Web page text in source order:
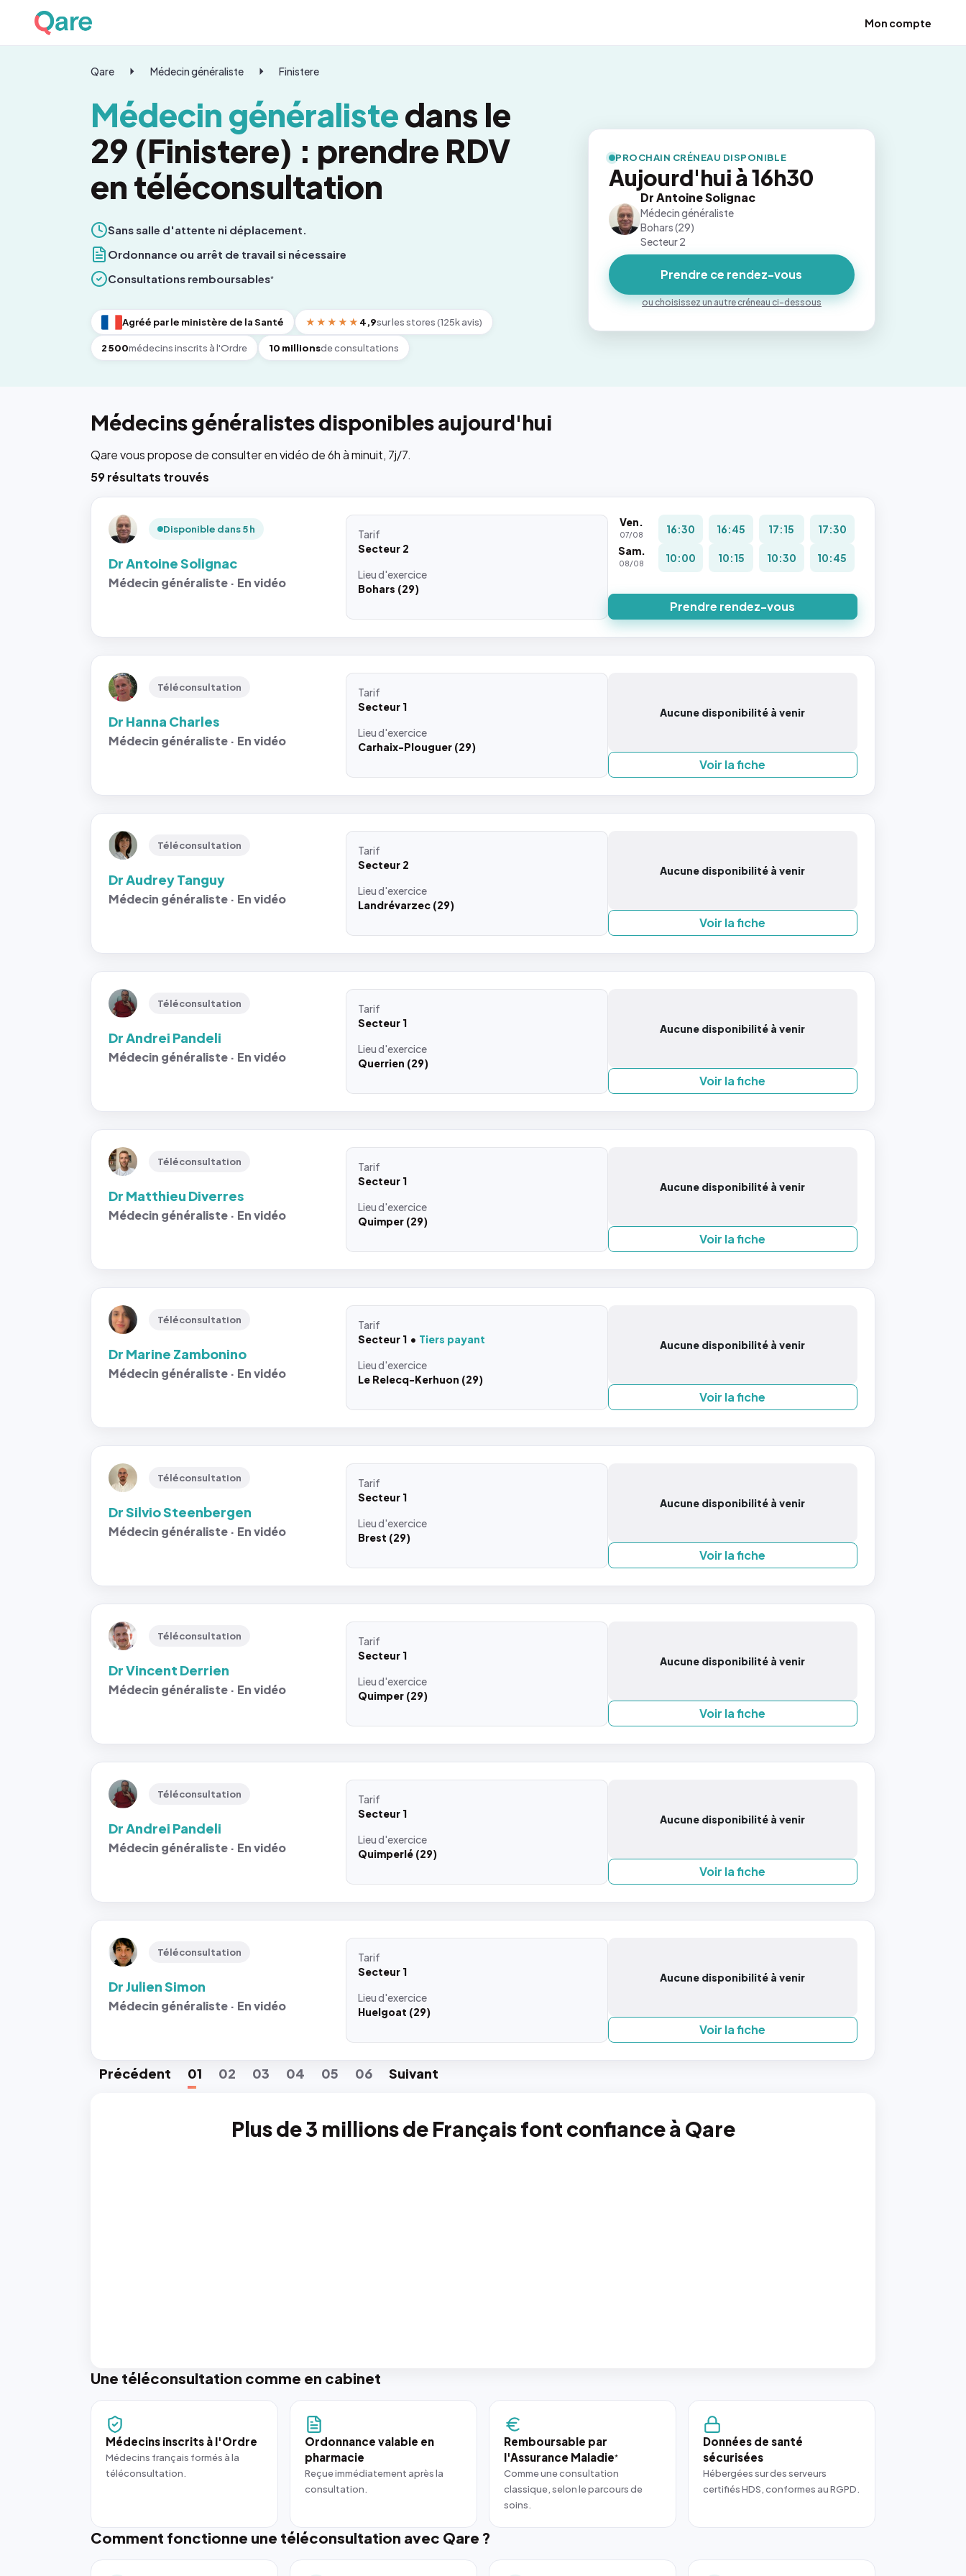
Mon compte
Qare Médecin généraliste Finistere
Médecin généralistedans le
29 (Finistere) : prendre RDV
en téléconsultation
Sans salle d'attente ni déplacement.
Ordonnance ou arrêt de travail si nécessaire
Consultations remboursables*
Agréé par le ministère de la Santé ★★★★★ 4,9sur les stores (125k avis)
2 500médecins inscrits à l'Ordre 10 millionsde consultations
PROCHAIN CRÉNEAU DISPONIBLE
Aujourd'hui à 16h30
Dr Antoine Solignac
Médecin généraliste
Bohars (29)
Secteur 2
Prendre ce rendez-vous
ou choisissez un autre créneau ci-dessous
Médecins généralistes disponibles aujourd'hui
Qare vous propose de consulter en vidéo de 6h à minuit, 7j/7.
59 résultats trouvés
Disponible dans 5 h
Dr Antoine Solignac
Médecin généraliste · En vidéo
Tarif
Secteur 2
Lieud'exercice
Bohars (29)
Ven.
07/08 16:30 16:45 17:15
17:30
Sam.
08/08 10:00 10:15 10:30 10:45
Prendre rendez-vous
Téléconsultation
Dr Hanna Charles
Médecin généraliste · En vidéo
Tarif
Secteur 1
Lieud'exercice
Carhaix-Plouguer (29)
Aucune disponibilité à venir
Voir la fiche
Téléconsultation
Dr Audrey Tanguy
Médecin généraliste · En vidéo
Tarif
Secteur 2
Lieud'exercice
Landrévarzec (29)
Aucune disponibilité à venir
Voir la fiche
Téléconsultation
Dr Andrei Pandeli
Médecin généraliste · En vidéo
Tarif
Secteur 1
Lieud'exercice
Querrien (29)
Aucune disponibilité à venir
Voir la fiche
Téléconsultation
Dr Matthieu Diverres
Médecin généraliste · En vidéo
Tarif
Secteur 1
Lieud'exercice
Quimper (29)
Aucune disponibilité à venir
Voir la fiche
Téléconsultation
Dr Marine Zambonino
Médecin généraliste · En vidéo
Tarif
Secteur 1
Tiers payant
Lieud'exercice
Le Relecq-Kerhuon (29)
Aucune disponibilité à venir
Voir la fiche
Téléconsultation
Dr Silvio Steenbergen
Médecin généraliste · En vidéo
Tarif
Secteur 1
Lieud'exercice
Brest (29)
Aucune disponibilité à venir
Voir la fiche
Téléconsultation
Dr Vincent Derrien
Médecin généraliste · En vidéo
Tarif
Secteur 1
Lieud'exercice
Quimper (29)
Aucune disponibilité à venir
Voir la fiche
Téléconsultation
Dr Andrei Pandeli
Médecin généraliste · En vidéo
Tarif
Secteur 1
Lieud'exercice
Quimperlé (29)
Aucune disponibilité à venir
Voir la fiche
Téléconsultation
Dr Julien Simon
Médecin généraliste · En vidéo
Tarif
Secteur 1
Lieud'exercice
Huelgoat (29)
Aucune disponibilité à venir
Voir la fiche
Précédent 01 02 03 04 05 06 Suivant
Plus de 3 millions de Français font confiance à Qare
Une téléconsultation comme en cabinet
Médecins inscrits à l'Ordre
Médecins français formés à la
téléconsultation.
Ordonnance valable en
pharmacie
Reçue immédiatement après la
consultation.
Remboursable par
l'Assurance Maladie*
Comme une consultation
classique, selon le parcours de
soins.
Données de santé
sécurisées
Hébergées sur des serveurs
certifiés HDS, conformes au RGPD.
Comment fonctionne une téléconsultation avec Qare ?